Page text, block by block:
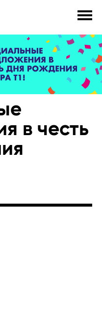
ЭМОЦИИ
в честь